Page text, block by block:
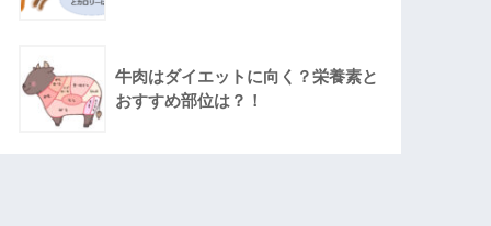
牛肉はダイエットに向く？栄養素と
おすすめ部位は？！